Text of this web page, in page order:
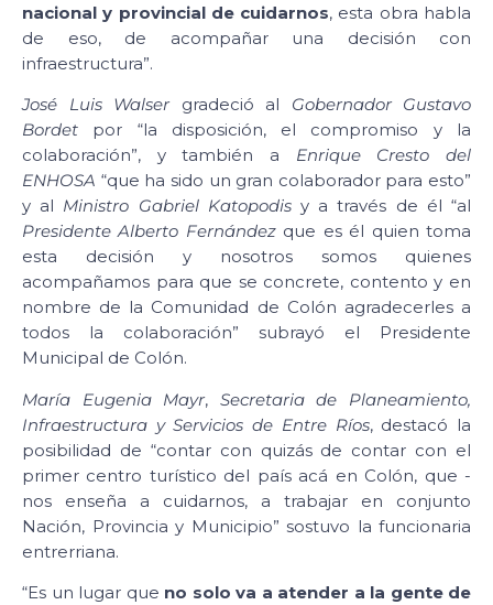
nacional y provincial de cuidarnos, esta obra habla
de eso, de acompañar una decisión con
infraestructura”.
José Luis Walsergradeció al Gobernador Gustavo
Bordet por “la disposición, el compromiso y la
colaboración”, y también a Enrique Cresto del
ENHOSA “que ha sido un gran colaborador para esto”
y al Ministro Gabriel Katopodisy a través de él “al
Presidente Alberto Fernándezque es él quien toma
esta decisión y nosotros somos quienes
acompañamos para que se concrete, contento y en
nombre de la Comunidad de Colón agradecerles a
todos la colaboración” subrayó el Presidente
Municipal de Colón.
María Eugenia Mayr, Secretaria de Planeamiento,
Infraestructura y Servicios de Entre Ríos, destacó la
posibilidad de “contar con quizás de contar con el
primer centro turístico del país acá en Colón, que -
nos enseña a cuidarnos, a trabajar en conjunto
Nación, Provincia y Municipio” sostuvo la funcionaria
entrerriana.
“Es un lugar que no solo va a atender a la gente de